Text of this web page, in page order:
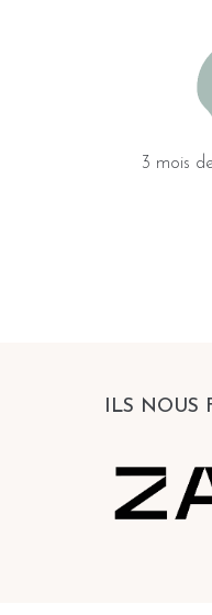
3 mois
ILS NOUS